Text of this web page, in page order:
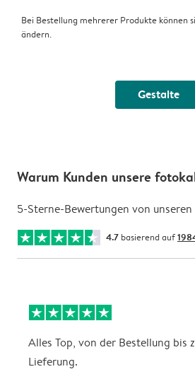
Bei Bestellung mehrerer Produkte können
ändern.
Gestalte
Warum Kunden unsere
5-Sterne-Bewertungen von
4.7 basierend auf
Alles Top, von der Bestellung bis
Lieferung.